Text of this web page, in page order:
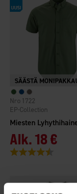
EP-Collection
1722
Alk. 18 €
Arvio: